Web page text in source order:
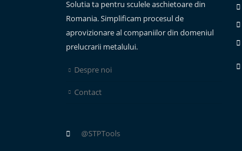
Solutia ta pentru sculele aschietoare din
Romania. Simplificam procesul de
aprovizionare al companiilor din domeniul
prelucrarii metalului.
Despre noi
Contact
@STPTools